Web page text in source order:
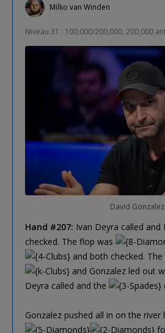
Milko van Winden
Niveau 31 : 100,000/200,000, 200,000
David Gonzalez
Hand #207: Ivan Deyra called and
checked. The flop was
and both checked.
and Gonzalez led out
Deyra called and the
Gonzalez pushed all in on the